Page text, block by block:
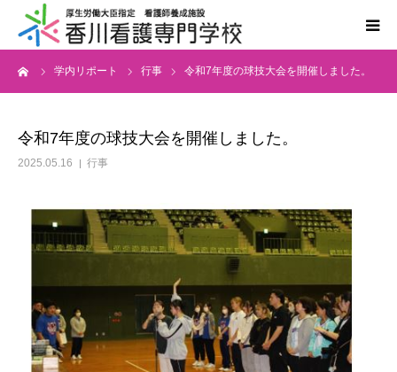
学内リポート 行事 令和7年度の球技大会を開催しました。
令和7年度の球技大会を開催しました。
2025.05.16 行事
学校案内
国家試験・進路
同窓会